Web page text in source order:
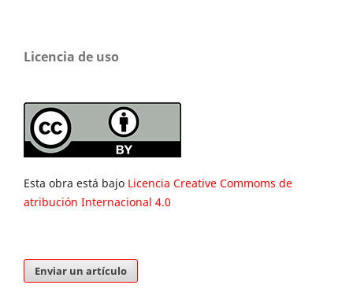
Licencia de uso
Esta obra está bajo Licencia Creative Commoms de
atribución Internacional 4.0
Enviar un artículo